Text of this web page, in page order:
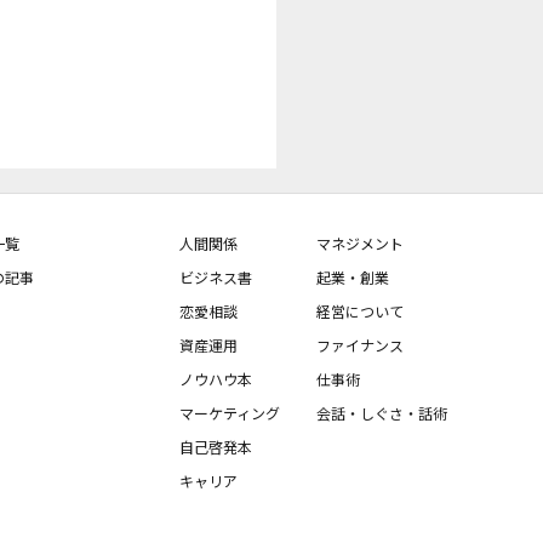
の本を通して「私に
な内容を目指します。人間関係
ビジネス書
恋愛相談
資産運用
ノウハウ本
マーケティング
自己啓発本
キャリア
マネジメント
起業・創業
経営について
ファイナンス
仕事術
会話・しぐさ・話術
覧
記事